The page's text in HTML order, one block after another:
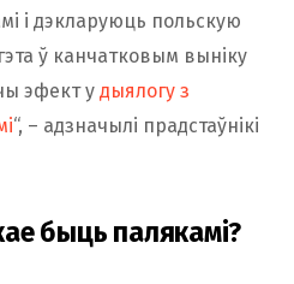
і дэкларуюць польскую
ў канчатковым выніку
эфект у дыялогу з
“, – адзначылі прадстаўнікі
быць палякамі?